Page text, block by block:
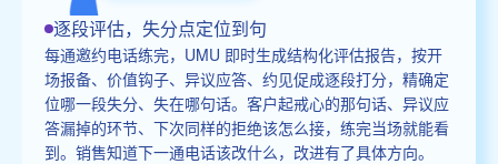
逐段评估，失分点定位到句
每通邀约电话练完，UMU 即时生成结构化评估报告，按开
场报备、价值钩子、异议应答、约见促成逐段打分，精确定
位哪一段失分、失在哪句话。客户起戒心的那句话、异议应
答漏掉的环节、下次同样的拒绝该怎么接，练完当场就能看
到。销售知道下一通电话该改什么，改进有了具体方向。